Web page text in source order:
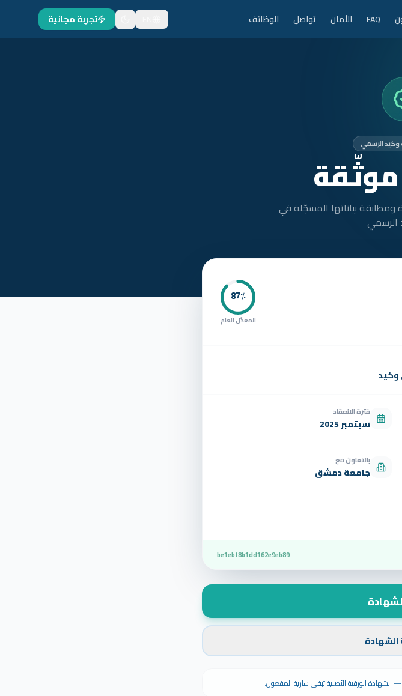
FAQ الأمان تواصل الوظائف تجربة مجانية
الرسمي
بياناتها المسجّلة في
87٪
المعدّل العام
وكيد
فترة الانعقاد
سبتمبر 2025
بالتعاون مع
جامعة دمشق
be1ebf8b1dd162e9eb89